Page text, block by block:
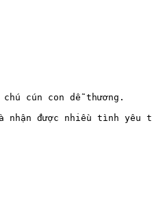
cún con dễ thương.
nhận được nhiều tình yêu